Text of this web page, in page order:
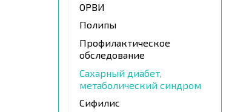
ОРВИ
Полипы
Профилактическое
обследование
Сахарный диабет,
метаболический синдром
Сифилис